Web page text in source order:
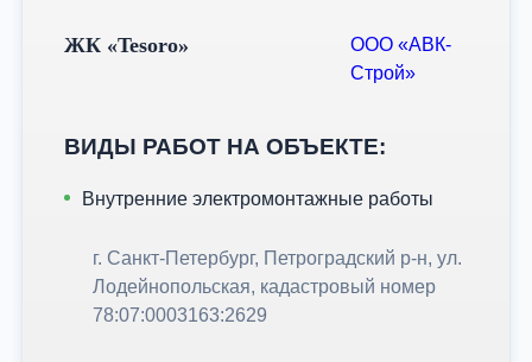
ЖК «Tesoro»
ООО «АВК-
Строй»
ВИДЫ РАБОТ НА ОБЪЕКТЕ:
Внутренние электромонтажные работы
г. Санкт-Петербург, Петроградский р-н, ул.
Лодейнопольская, кадастровый номер
78:07:0003163:2629